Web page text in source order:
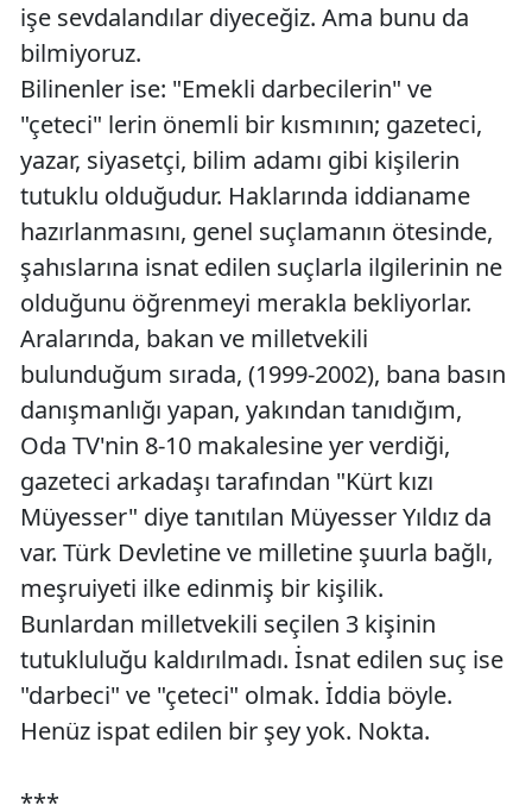
işe sevdalandılar diyeceğiz. Ama bunu da
bilmiyoruz.
Bilinenler ise: "Emekli darbecilerin" ve
"çeteci" lerin önemli bir kısmının; gazeteci,
yazar, siyasetçi, bilim adamı gibi kişilerin
tutuklu olduğudur. Haklarında iddianame
hazırlanmasını, genel suçlamanın ötesinde,
şahıslarına isnat edilen suçlarla ilgilerinin ne
olduğunu öğrenmeyi merakla bekliyorlar.
Aralarında, bakan ve milletvekili
bulunduğum sırada, (1999-2002), bana basın
danışmanlığı yapan, yakından tanıdığım,
Oda TV'nin 8-10 makalesine yer verdiği,
gazeteci arkadaşı tarafından "Kürt kızı
Müyesser" diye tanıtılan Müyesser Yıldız da
var. Türk Devletine ve milletine şuurla bağlı,
meşruiyeti ilke edinmiş bir kişilik.
Bunlardan milletvekili seçilen 3 kişinin
tutukluluğu kaldırılmadı. İsnat edilen suç ise
"darbeci" ve "çeteci" olmak. İddia böyle.
Henüz ispat edilen bir şey yok. Nokta.